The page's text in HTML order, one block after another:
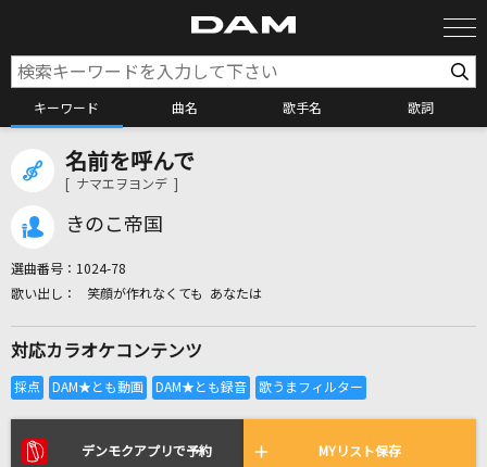
キーワード 曲名 歌手名 歌詞
カラオケ検索
全国りれき
リアルタイムで歌われている曲の一覧
名前を呼んで
[ ナマエヲヨンデ ]
きのこ帝国
選曲番号： 1024-78
笑顔が作れなくても あなたは
対応カラオケコンテンツ
デンモクアプリで予約 MYリスト保存